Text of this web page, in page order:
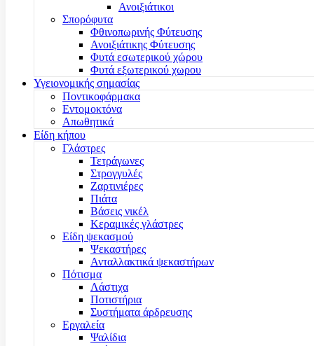
Ανοιξιάτικοι
Σπορόφυτα
Φθινοπωρινής Φύτευσης
Ανοιξιάτικης Φύτευσης
Φυτά εσωτερικού χώρου
Φυτά εξωτερικού χωρου
Υγειονομικής σημασίας
Ποντικοφάρμακα
Εντομοκτόνα
Απωθητικά
Είδη κήπου
Γλάστρες
Τετράγωνες
Στρογγυλές
Ζαρτινιέρες
Πιάτα
Βάσεις νικέλ
Κεραμικές γλάστρες
Είδη ψεκασμού
Ψεκαστήρες
Ανταλλακτικά ψεκαστήρων
Πότισμα
Λάστιχα
Ποτιστήρια
Συστήματα άρδρευσης
Εργαλεία
Ψαλίδια